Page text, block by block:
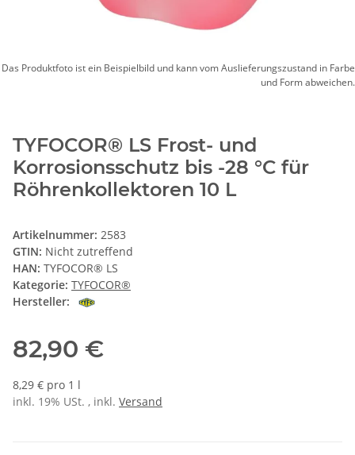
Das Produktfoto ist ein Beispielbild und kann vom Auslieferungszustand in Farbe
und Form abweichen.
TYFOCOR® LS Frost- und
Korrosionsschutz bis -28 °C für
Röhrenkollektoren 10 L
Artikelnummer: 2583
GTIN: Nicht zutreffend
HAN: TYFOCOR® LS
Kategorie: TYFOCOR®
Hersteller:
82,90 €
8,29 € pro 1 l
inkl. 19% USt. , inkl. Versand